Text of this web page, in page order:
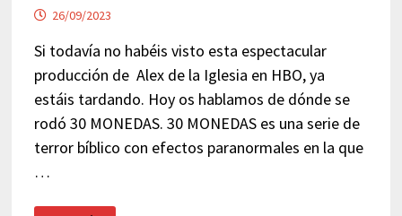
26/09/2023
Si todavía no habéis visto esta espectacular
producción de Alex de la Iglesia en HBO, ya
estáis tardando. Hoy os hablamos de dónde se
rodó 30 MONEDAS. 30 MONEDAS es una serie de
terror bíblico con efectos paranormales en la que
…